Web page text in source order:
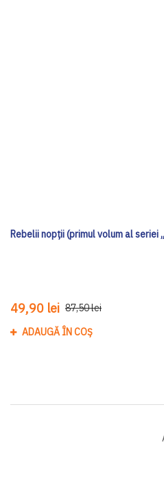
Rebelii nopții (primul volum al seriei
49,90 lei 87,50 lei
ADAUGĂ ÎN COȘ